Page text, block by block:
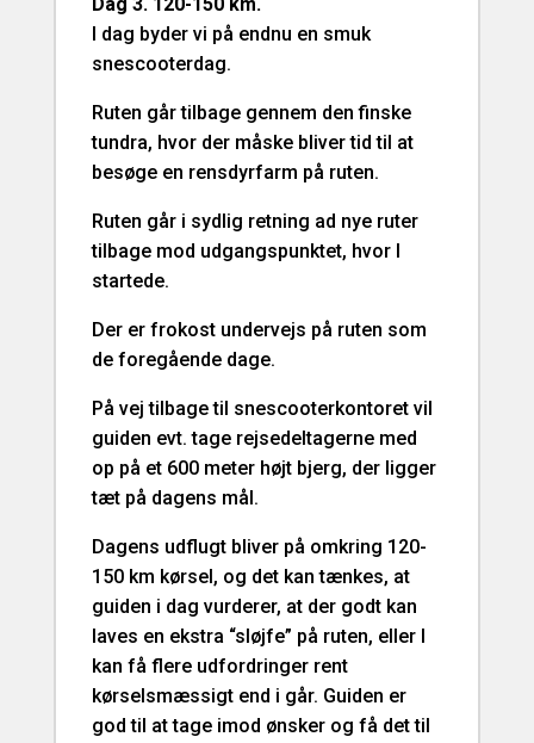
I dag byder vi på endnu en smuk
snescooterdag.
Ruten går tilbage gennem den finske
tundra, hvor der måske bliver tid til at
besøge en rensdyrfarm på ruten.
Ruten går i sydlig retning ad nye ruter
tilbage mod udgangspunktet, hvor I
startede.
Der er frokost undervejs på ruten som
de foregående dage.
På vej tilbage til snescooterkontoret vil
guiden evt. tage rejsedeltagerne med
op på et 600 meter højt bjerg, der ligger
tæt på dagens mål.
Dagens udflugt bliver på omkring 120-
150 km kørsel, og det kan tænkes, at
guiden i dag vurderer, at der godt kan
laves en ekstra “sløjfe” på ruten, eller I
kan få flere udfordringer rent
kørselsmæssigt end i går. Guiden er
god til at tage imod ønsker og få det til